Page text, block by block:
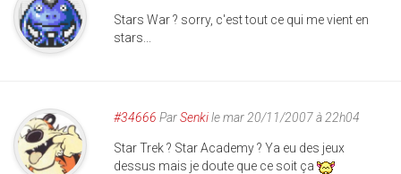
Stars War ? sorry, c'est tout ce qui me vient en
stars...
#34666 ParSenkile mar 20/11/2007 à 22h04
Star Trek ? Star Academy ? Ya eu des jeux
dessus mais je doute que ce soit ça